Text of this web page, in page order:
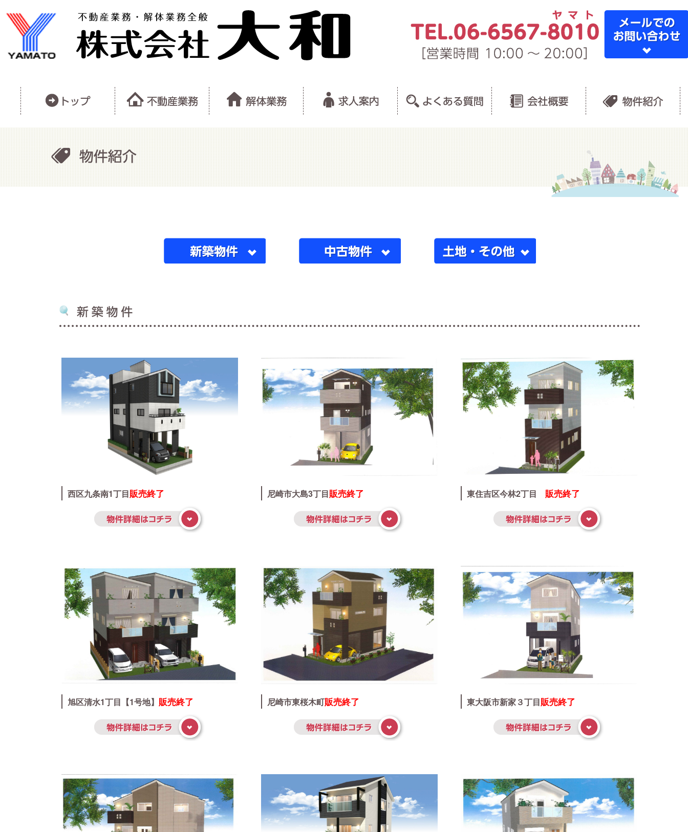
西区九条南1丁目販売終了 尼崎市大島3丁目販売終了 東住吉区今林2丁目 販売終了
旭区清水1丁目【1号地】 販売終了 尼崎市東桜木町販売終了 東大阪市新家３丁目販売終了